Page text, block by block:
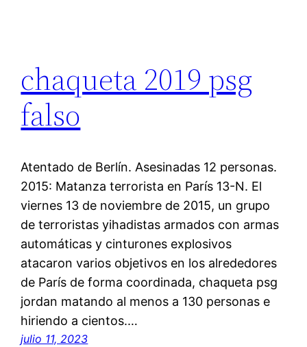
chaqueta 2019 psg
falso
Atentado de Berlín. Asesinadas 12 personas.
2015: Matanza terrorista en París 13-N. El
viernes 13 de noviembre de 2015, un grupo
de terroristas yihadistas armados con armas
automáticas y cinturones explosivos
atacaron varios objetivos en los alrededores
de París de forma coordinada, chaqueta psg
jordan matando al menos a 130 personas e
hiriendo a cientos.…
julio 11, 2023